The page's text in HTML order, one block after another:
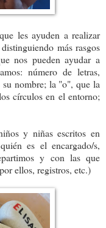
les ayuden a realizar
más rasgos
nos pueden ayudar a
número de letras,
su nombre; la "o", que la
círculos en el entorno;
y niñas escritos en
es el encargado/s,
y con las que
ellos, registros, etc.)